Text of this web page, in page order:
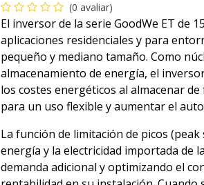
(0 avaliar)
El inversor de la serie GoodWe ET de
aplicaciones residenciales y para
pequeño y mediano tamaño. Como
almacenamiento de energía, el
los costes energéticos al almacenar
para un uso flexible y aumentar el
La función de limitación de picos
energía y la electricidad importada de
demanda adicional y optimizando el